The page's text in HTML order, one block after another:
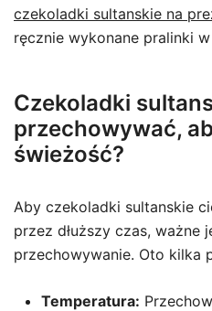
czekoladki sultanskie na
ręcznie wykonane pralinki
Czekoladki
przechowywać,
świeżość?
Aby czekoladki sultanskie
przez dłuższy czas, ważne
przechowywanie. Oto kilka
Temperatura: